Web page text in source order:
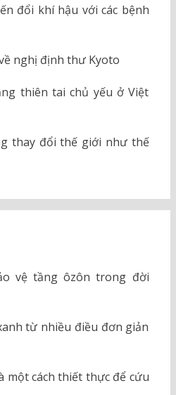
đổi khí hậu với các bệnh
nghị định thư Kyoto
thiên tai chủ yếu ở Việt
thay đổi thế giới như thế
vệ tầng ôzôn trong đời
từ nhiều điều đơn giản
một cách thiết thực để cứu